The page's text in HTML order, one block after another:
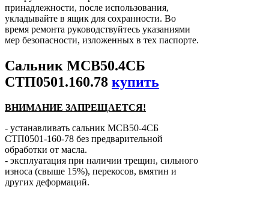
принадлежности, после использования,
укладывайте в ящик для сохранности. Во
время ремонта руководствуйтесь указаниями
мер безопасности, изложенных в тех паспорте.
Сальник МСВ50.4СБ
СТП0501.160.78 купить
ВНИМАНИЕ ЗАПРЕЩАЕТСЯ!
- устанавливать сальник МСВ50-4СБ
СТП0501-160-78 без предварительной
обработки от масла.
- эксплуатация при наличии трещин, сильного
износа (свыше 15%), перекосов, вмятин и
других деформаций.